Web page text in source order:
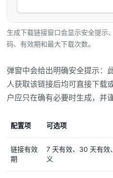
生成下载链接窗口会显示安全提示
码、有效期和最大下载次数。
弹窗中会给出明确安全提示：
人获取该链接后均可直接下载
户应只在确有必要时生成，并
配置项 可选项
链接有效
期
7 天有效、30 天有效
义